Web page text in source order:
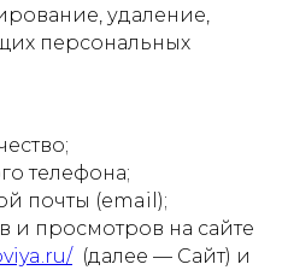
удаление,
персональных
телефона;
почты (email);
и просмотров на сайте
(далее — Сайт) и